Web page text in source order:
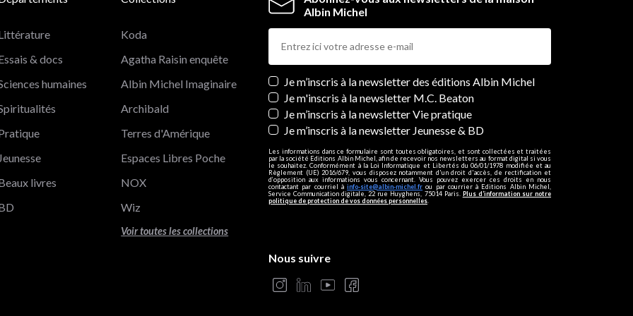
Albin Michel
Newsletters
Je m’inscris à la newsletter des éditions Albin Michel
Je m'inscris à la newsletter M.C. Beaton
Je m’inscris à la newsletter Vie pratique
Je m’inscris à la newsletter Jeunesse & BD
Les informations dans ce formulaire sont toutes obligatoires, et sont collectées et traitées
par la société Editions Albin Michel, afin de recevoir nos newsletters au format digital si vous
le souhaitez. Conformément à la Loi Informatique et Libertés du 06/01/1978 modifiée et au
Règlement (UE) 2016/679, vous disposez notamment d'un droit d'accès, de rectification et
d’opposition aux informations vous concernant. Vous pouvez exercer ces droits en nous
contactant par courriel àinfo-site@albin-michel.fr ou par courrier à Editions Albin Michel,
Service Communication digitale, 22 rue Huyghens, 75014 Paris. Plus d’information sur notre
politique de protection de vos données personnelles
& docs
humaines
Jeunesse
livres
Koda
Agatha Raisin enquête
Albin Michel Imaginaire
Archibald
Terres d'Amérique
Espaces Libres Poche
NOX
Wiz
Voir toutes les collections
Nous suivre